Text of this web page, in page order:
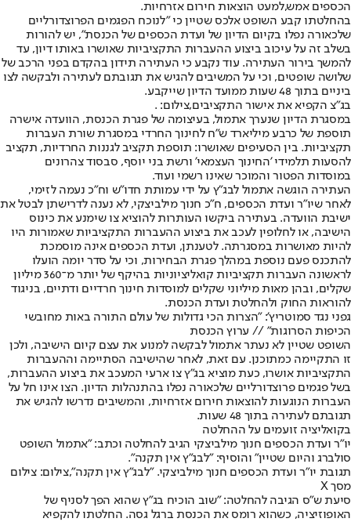
הכספים אמש,למעט הוצאות חירום אזרחיות.
בהחלטתו קבע השופט אלכס שטיין כי "לנוכח הפגמים הפרוצדורליים
שלכאורה נפלו בקיום הדיון של ועדת הכספים של הכנסת", יש להורות
בשלב זה על עיכוב ביצוע ההעברות התקציביות שאושרו באותו דיון, עד
להמשך בירור העתירה. עוד נקבע כי העתירה תידון בהקדם בפני הרכב של
שלושה שופטים, וכי על המשיבים להגיש את תגובתם לעתירה ולבקשה לצו
ביניים בתוך 48 שעות ממועד הדיון שייקבע.
בג"צ הקפיא את אישור התקציבים,צילום: .
במסגרת הדיון שנערך אתמול, בעיצומה של פגרת הכנסת, הוועדה אישרה
תוספת של כרבע מיליארד ש"ח לחינוך החרדי במסגרת שורת העברות
תקציביות. בין הסעיפים שאושרו: תוספת תקציב לגננות החרדיות, תקציב
להסעות תלמידי 'החינוך העצמאי' ורשת בני יוסף, סבסוד צהרונים
במוסדות הפטור והמוכר שאינו רשמי ועוד.
העתירה הוגשה אתמול לבג”ץ על ידי עמותת חדו”ש וח”כ נעמה לזימי,
לאחר שיו”ר ועדת הכספים, ח”כ חנוך מילביצקי, לא נענה לדרישתן לבטל את
ישיבת הוועדה. בעתירה ביקשו העותרות להוציא צו שימנע את כינוס
הישיבה, או לחלופין לעכב את ביצוע ההעברות התקציביות שאמורות היו
להיות מאושרות במסגרתה. לטענתן, ועדת הכספים אינה מוסמכת
להתכנס פעם נוספת במהלך פגרת הבחירות, וכי על סדר יומה הועלו
לראשונה העברות תקציביות קואליציוניות בהיקף של יותר מ־360 מיליון
שקלים, ובהן מאות מיליוני שקלים למוסדות חינוך חרדיים ודתיים, בניגוד
להוראות החוק ולהחלטת ועדת הכנסת.
גפני נגד סמוטריץ': "הצרות הכי גדולות של עולם התורה באות מחובשי
הכיפות הסרוגות" // ערוץ הכנסת
השופט שטיין לא נעתר אתמול לבקשה למנוע את עצם קיום הישיבה, ולכן
זו התקיימה כמתוכנן. עם זאת, לאחר שהישיבה הסתיימה וההעברות
התקציביות אושרו, כעת מוציא בג”ץ צו ארעי המעכב את ביצוע ההעברות,
בשל פגמים פרוצדורליים שלכאורה נפלו בהתנהלות הדיון. הצו אינו חל על
העברות הנוגעות להוצאות חירום אזרחיות, והמשיבים נדרשו להגיש את
תגובתם לעתירה בתוך 48 שעות.
בקואליציה זועמים על ההחלטה
יו"ר ועדת הכספים חנוך מילביצקי הגיב להחלטה וכתב: "אתמול השופט
סולברג והיום שטיין" והוסיף: "לבג"ץ אין תקנה".
תגובת יו"ר ועדת הכספים חנוך מילביצקי. "לבג"ץ אין תקנה",צילום: צילום
מסך X
סיעת ש״ס הגיבה להחלטה: "שוב הוכיח בג״ץ שהוא הפך לסניף של
האופוזיציה, כשהוא רומס את הכנסת ברגל גסה. החלטתו להקפיא